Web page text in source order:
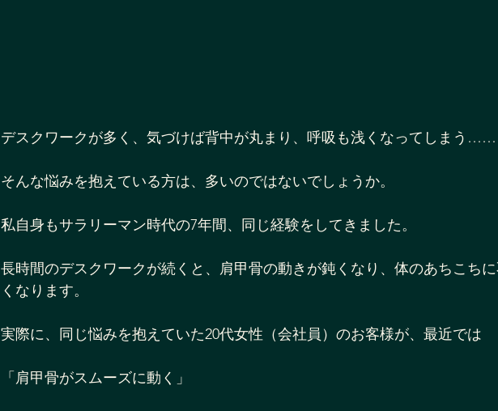
デスクワークが多く、気づけば背中が丸まり、呼吸も浅くなってしまう
そんな悩みを抱えている方は、多いのではないでしょうか。
私自身もサラリーマン時代の7年間、同じ経験をしてきました。
長時間のデスクワークが続くと、肩甲骨の動きが鈍くなり、体のあちこち
くなります。
実際に、同じ悩みを抱えていた20代女性（会社員）のお客様が、最近では
「肩甲骨がスムーズに動く」